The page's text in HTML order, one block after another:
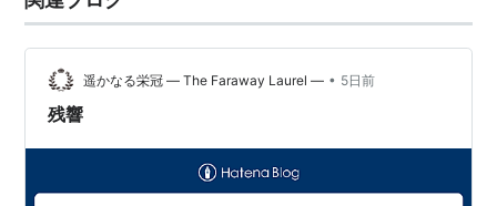
遥かなる栄冠 ― The Faraway Laurel ― • 5日前
残響